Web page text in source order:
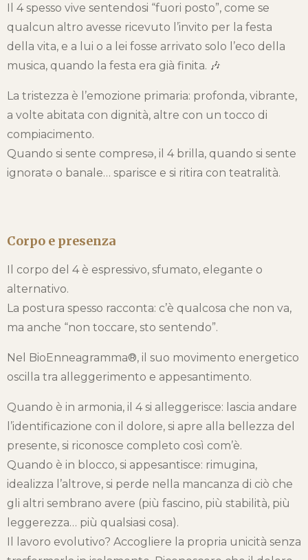
Il 4 spesso vive sentendosi “fuori posto”, come se
qualcun altro avesse ricevuto l’invito per la festa
della vita, e a lui o a lei fosse arrivato solo l’eco della
musica, quando la festa era già finita. 🎶
La tristezza è l’emozione primaria: profonda, vibrante,
a volte abitata con dignità, altre con un tocco di
compiacimento.
Quando si sente compresə, il 4 brilla, quando si sente
ignoratə o banale… sparisce e si ritira con teatralità.
Corpo e presenza
Il corpo del 4 è espressivo, sfumato, elegante o
alternativo.
La postura spesso racconta: c’è qualcosa che non va,
ma anche “non toccare, sto sentendo”.
Nel BioEnneagramma®, il suo movimento energetico
oscilla tra alleggerimento e appesantimento.
Quando è in armonia, il 4 si alleggerisce: lascia andare
l’identificazione con il dolore, si apre alla bellezza del
presente, si riconosce completo così com’è.
Quando è in blocco, si appesantisce: rimugina,
idealizza l’altrove, si perde nella mancanza di ciò che
gli altri sembrano avere (più fascino, più stabilità, più
leggerezza… più qualsiasi cosa).
Il lavoro evolutivo? Accogliere la propria unicità senza